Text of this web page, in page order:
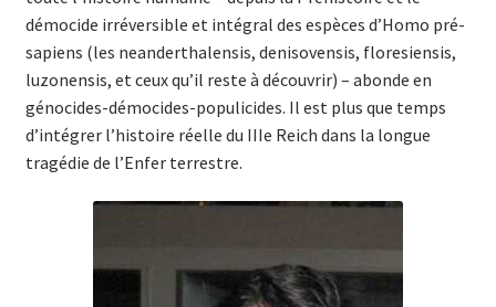
démocide irréversible et intégral des espèces d’Homo pré-
sapiens (les neanderthalensis, denisovensis, floresiensis,
luzonensis, et ceux qu’il reste à découvrir) – abonde en
génocides-démocides-populicides. Il est plus que temps
d’intégrer l’histoire réelle du IIIe Reich dans la longue
tragédie de l’Enfer terrestre.